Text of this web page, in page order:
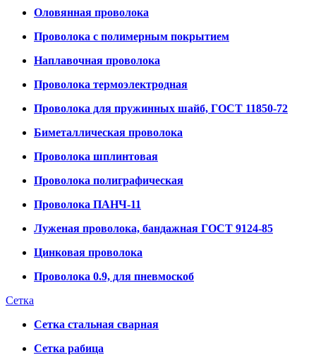
Оловянная проволока
Проволока с полимерным покрытием
Наплавочная проволока
Проволока термоэлектродная
Проволока для пружинных шайб, ГОСТ 11850-72
Биметаллическая проволока
Проволока шплинтовая
Проволока полиграфическая
Проволока ПАНЧ-11
Луженая проволока, бандажная ГОСТ 9124-85
Цинковая проволока
Проволока 0.9, для пневмоскоб
Сетка
Сетка стальная сварная
Сетка рабица